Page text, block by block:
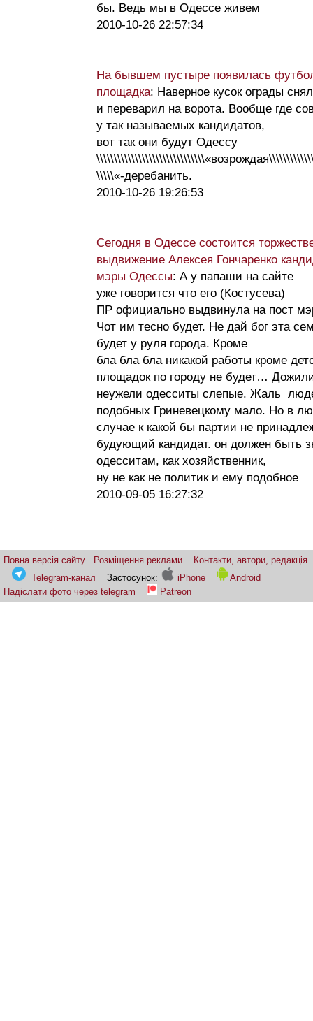
бы. Ведь мы в Одессе живем
2010-10-26 22:57:34
На бывшем пустыре появилась
площадка: Наверное кусок ограды снял
и переварил на ворота. Вообще где
у так называемых кандидатов,
вот так они будут Одессу
\\\\\«-деребанить.
2010-10-26 19:26:53
Сегодня в Одессе состоится
выдвижение Алексея Гончаренко
мэры Одессы: А у папаши на сайте
уже говорится что его (Костусева)
ПР официально выдвинула на пост
Чот им тесно будет. Не дай бог эта
будет у руля города. Кроме
бла бла бла никакой работы кроме
площадок по городу не будет…
неужели одесситы слепые. Жаль
подобных Гриневецкому мало. Но в
случае к какой бы партии не
будующий кандидат. он должен быть
одесситам, как хозяйственник,
ну не как не политик и ему подобное
2010-09-05 16:27:32
Повна версія сайту Розміщення реклами
Контакти, автори, редакція
Telegram-канал
Застосунок: iPhone
Android
Надіслати фото через telegram
Patreon